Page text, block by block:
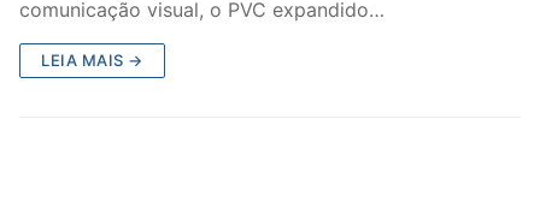
comunicação visual, o PVC expandido…
LEIA MAIS →